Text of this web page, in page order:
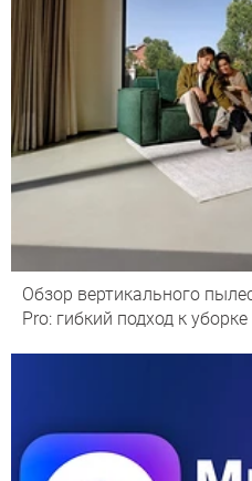
Обзор вертикального
Pro: гибкий подход к уборке